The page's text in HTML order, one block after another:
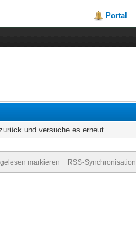
Portal
und versuche es erneut.
markieren RSS-Synchronisation